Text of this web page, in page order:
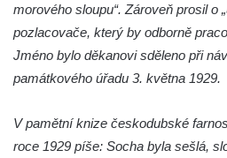
Jizerou
Sloup Panny Marie v Miletíně
Sloup Panny Marie v Lomnici nad
Sloup (pilíř) Panny Marie v Jezvé
Sloup Panny Marie v Horní
morového sloupu“. Zároveň prosil o
pozlacovače, který by odborně
Jméno bylo děkanovi sděleno při
památkového úřadu 3. května 1929.
V pamětní knize českodubské
roce 1929 píše: Socha byla sešlá,